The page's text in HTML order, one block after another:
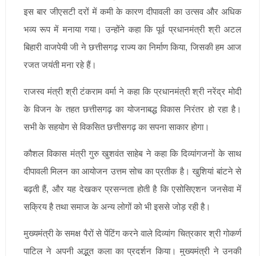
इस बार जीएसटी दरों में कमी के कारण दीपावली का उत्सव और अधिक
भव्य रूप में मनाया गया। उन्होंने कहा कि पूर्व प्रधानमंत्री श्री अटल
बिहारी वाजपेयी जी ने छत्तीसगढ़ राज्य का निर्माण किया, जिसकी हम आज
रजत जयंती मना रहे हैं।
राजस्व मंत्री श्री टंकराम वर्मा ने कहा कि प्रधानमंत्री श्री नरेंद्र मोदी
के विजन के तहत छत्तीसगढ़ का योजनाबद्ध विकास निरंतर हो रहा है।
सभी के सहयोग से विकसित छत्तीसगढ़ का सपना साकार होगा।
कौशल विकास मंत्री गुरु खुशवंत साहेब ने कहा कि दिव्यांगजनों के साथ
दीपावली मिलन का आयोजन उत्तम सोच का प्रतीक है। खुशियां बांटने से
बढ़ती हैं, और यह देखकर प्रसन्नता होती है कि एसोसिएशन जनसेवा में
सक्रिय है तथा समाज के अन्य लोगों को भी इससे जोड़ रही है।
मुख्यमंत्री के समक्ष पैरों से पेंटिंग करने वाले दिव्यांग चित्रकार श्री गोकर्ण
पाटिल ने अपनी अद्भुत कला का प्रदर्शन किया। मुख्यमंत्री ने उनकी